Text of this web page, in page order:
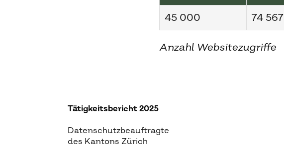
45 000 74 567
Anzahl Websitezugriffe
Tätigkeitsbericht 2025
Datenschutzbeauftragte
des Kantons Zürich